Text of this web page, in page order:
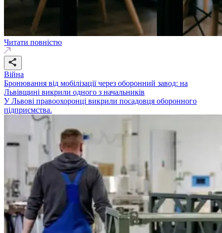
Читати повністю
Війна
Бронювання від мобілізації через оборонний завод: на
Львівщині викрили одного з начальників
У Львові правоохоронці викрили посадовця оборонного
підприємства.